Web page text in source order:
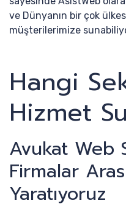
ve Dünyanın bir çok
müşterilerimize
Hangi
Hizmet
Avukat Web
Firmalar
Yaratıyoruz